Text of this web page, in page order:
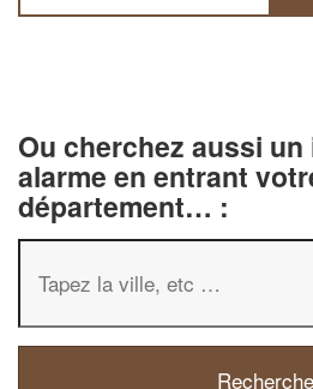
Ou cherchez aussi
alarme en entrant
département… :